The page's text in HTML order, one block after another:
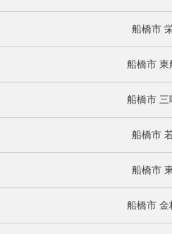
船橋市
船橋市 東
船橋市 三
船橋市
船橋市
船橋市 金